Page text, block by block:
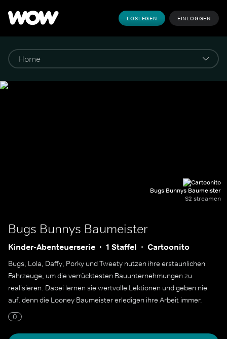
LOSLEGEN EINLOGGEN
Bugs Bunnys Baumeister
S2 streamen
Bugs Bunnys Baumeister
Kinder-Abenteuerserie 1 Staffel Cartoonito
Bugs, Lola, Daffy, Porky und Tweety nutzen ihre erstaunlichen
Fahrzeuge, um die verrücktesten Bauunternehmungen zu
realisieren. Dabei lernen sie wertvolle Lektionen und geben nie
auf, denn die Looney Baumeister erledigen ihre Arbeit immer.
0